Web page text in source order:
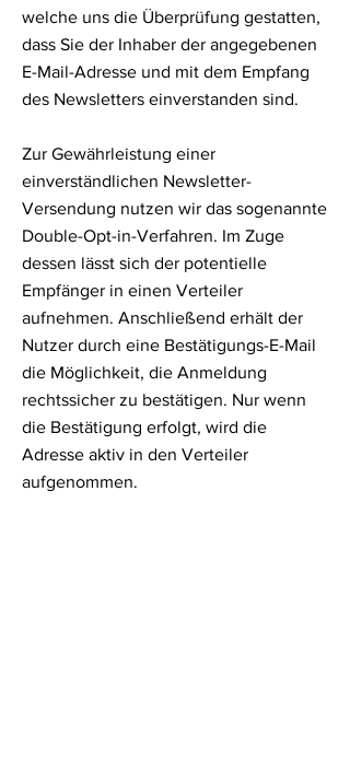
welche uns die Überprüfung gestatten,
dass Sie der Inhaber der angegebenen
E-Mail-Adresse und mit dem Empfang
des Newsletters einverstanden sind.
Zur Gewährleistung einer
einverständlichen Newsletter-
Versendung nutzen wir das sogenannte
Double-Opt-in-Verfahren. Im Zuge
dessen lässt sich der potentielle
Empfänger in einen Verteiler
aufnehmen. Anschließend erhält der
Nutzer durch eine Bestätigungs-E-Mail
die Möglichkeit, die Anmeldung
rechtssicher zu bestätigen. Nur wenn
die Bestätigung erfolgt, wird die
Adresse aktiv in den Verteiler
aufgenommen.